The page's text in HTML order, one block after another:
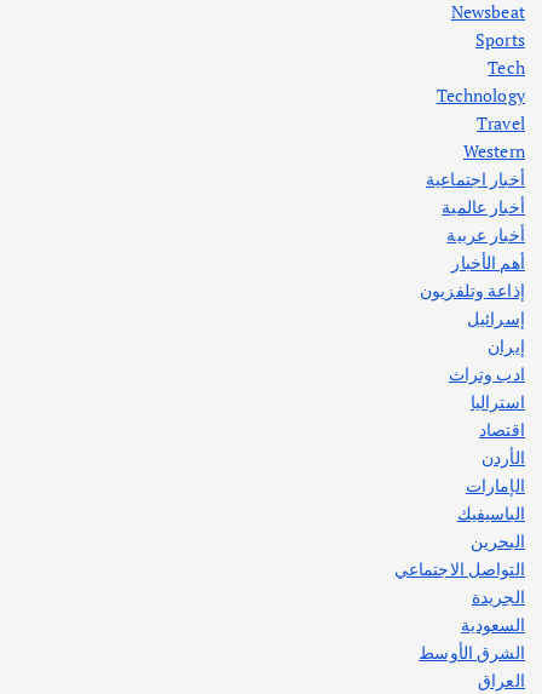
أهم الأخبار
اختتام ورشة السينوغرافيا في مدينة كلباء الاماراتية
أغسطس 3, 2026
Newsbeat
Sports
Tech
Technology
Travel
Western
أخبار اجتماعية
أخبار عالمية
أخبار عربية
أهم الأخبار
إذاعة وتلفزيون
إسرائيل
إيران
ادب وتراث
استراليا
اقتصاد
الأردن
الإمارات
الباسيفيك
البحرين
التواصل الاجتماعي
الجريدة
السعودية
الشرق الأوسط
العراق